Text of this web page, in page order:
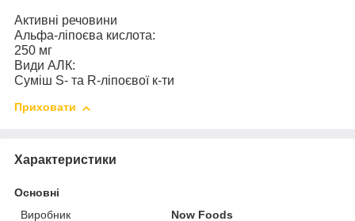
Активні речовини
Альфа-ліпоєва кислота:
250 мг
Види АЛК:
Суміш S- та R-ліпоєвої к-ти
Приховати
Характеристики
Основні
Виробник
Now Foods